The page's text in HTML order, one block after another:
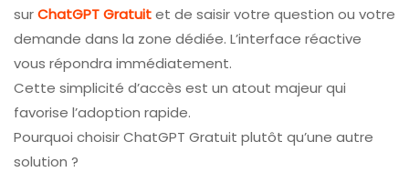
surChatGPT Gratuitet de saisir votre question ou votre
demande dans la zone dédiée. L’interface réactive
vous répondra immédiatement.
Cette simplicité d’accès est un atout majeur qui
favorise l’adoption rapide.
Pourquoi choisir ChatGPT Gratuit plutôt qu’une autre
solution ?